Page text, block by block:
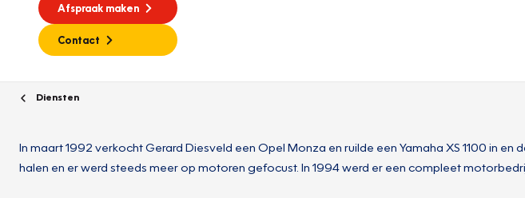
Afspraak maken
Contact
Diensten
In maart 1992 verkocht Gerard Diesveld een Opel Monza en ruilde een Yamaha XS 1100 in
halen en er werd steeds meer op motoren gefocust. In 1994 werd er een compleet